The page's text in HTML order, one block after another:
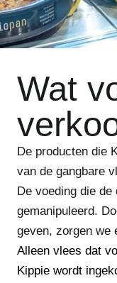
Wat
De producten die
van de gangbare
De voeding die
gemanipuleerd.
geven, zorgen we
Alleen vlees dat
Kippie wordt